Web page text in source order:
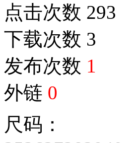
点击次数 293
下载次数 3
发布次数 1
外链 0
尺码：